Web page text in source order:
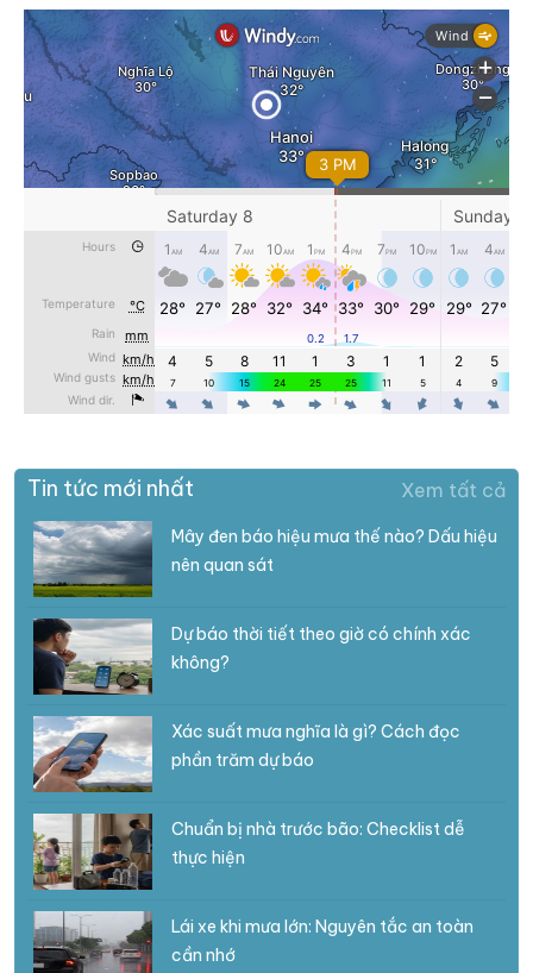
Tin tức mới nhất Xem tất cả
Mây đen báo hiệu mưa thế nào? Dấu hiệu
nên quan sát
Dự báo thời tiết theo giờ có chính xác
không?
Xác suất mưa nghĩa là gì? Cách đọc
phần trăm dự báo
Chuẩn bị nhà trước bão: Checklist dễ
thực hiện
Lái xe khi mưa lớn: Nguyên tắc an toàn
cần nhớ